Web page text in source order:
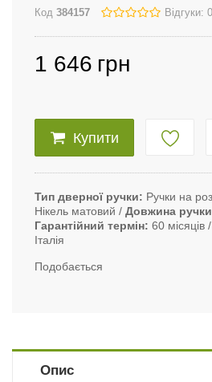
Код 384157 Відгуки: 0
1 646 грн
Купити
Тип дверної ручки Ручки на
Нікель матовий
Довжина ручки
Гарантійний термін 60 місяців
Італія
Подобається
Опис